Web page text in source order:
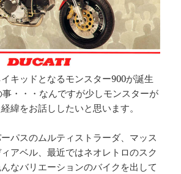
キッドとなるモンスター900が誕生
事・・・なんですが少しモンスターが
緯をお話ししたいと思います。
パスのムルティストラーダ、マッス
アベル、最近ではネオレトロのスク
なバリエーションのバイクを出して